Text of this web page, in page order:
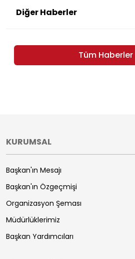
Diğer Haberler
Tüm Haberler
KURUMSAL
Başkan'ın Mesajı
Başkan'ın Özgeçmişi
Organizasyon Şeması
Müdürlüklerimiz
Başkan Yardımcıları